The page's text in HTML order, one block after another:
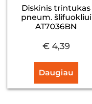
Diskinis trintukas
pneum. šlifuokliui
AT7036BN
€4,39
Daugiau